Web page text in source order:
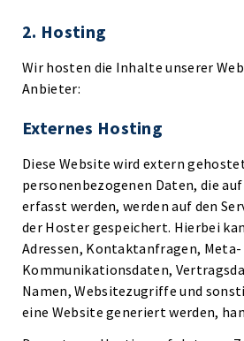
2. Hosting
Wir hosten die Inhalte unserer
Anbieter:
Externes Hosting
Diese Website wird extern
personenbezogenen Daten, die
erfasst werden, werden auf den
der Hoster gespeichert. Hierbei
Adressen, Kontaktanfragen, Meta-
Kommunikationsdaten,
Namen, Websitezugriffe und
eine Website generiert werden,